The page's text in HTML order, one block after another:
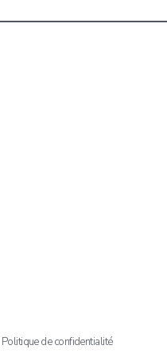
Politique de confidentialité